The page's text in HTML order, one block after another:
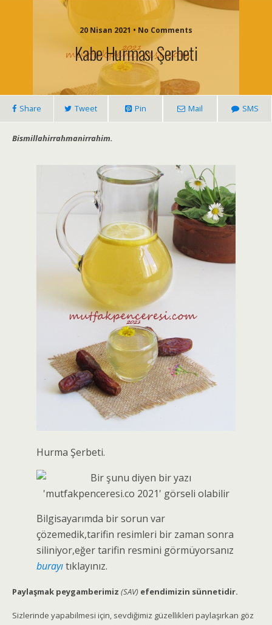
20 Nisan 2021 • No Comments
Kabe Hurması Şerbeti
Share Tweet Pin Mail SMS
Bismillahirrahmanirrahim.
Hurma Şerbeti.
Bilgisayarımda bir sorun var
çözemedik,tarifin resimleri bir zaman sonra
siliniyor,eğer tarifin resmini görmüyorsanız
burayıtıklayınız.
Paylaşmak peygamberimiz (SAV) efendimizin sünnetidir.
Sizlerinde yapabilmesi için, sevdiğimiz güzellikleri paylaşırkan göz